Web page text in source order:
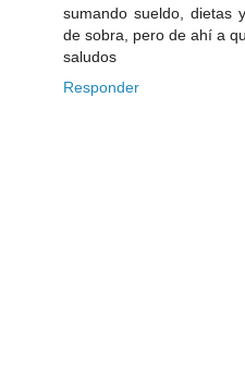
sumando sueldo, dietas
de sobra, pero de ahí a
saludos
Responder